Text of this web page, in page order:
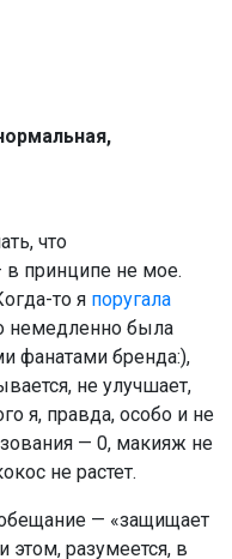
что
принципе не мое.
то я поругала
немедленно была
фанатами бренда:),
не улучшает,
я, правда, особо и не
— 0, макияж не
не растет.
— «защищает
этом, разумеется, в